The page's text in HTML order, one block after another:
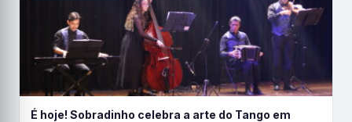
É hoje! Sobradinho celebra a arte do Tango em